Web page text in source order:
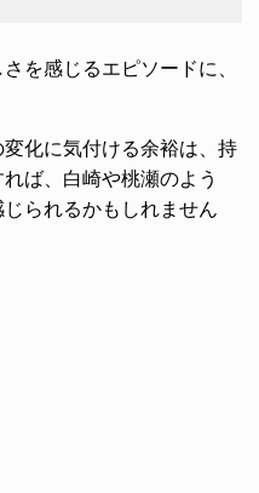
を感じるエピソードに、
化に気付ける余裕は、持
ば、白崎や桃瀬のよう
られるかもしれません